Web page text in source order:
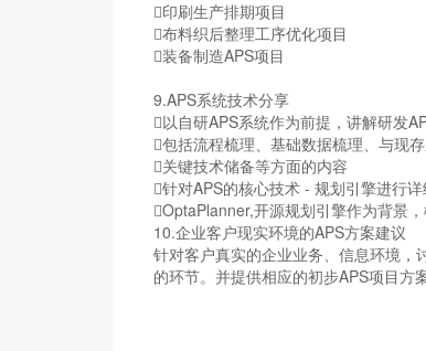
印刷生产排期项目
布料织后整理工序优化项目
装备制造APS项目
9.APS系统技术分享
以自研APS系统作为前提，讲解研发
包括流程梳理、基础数据梳理、与现
关键技术储备等方面的内容
针对APS的核心技术 - 规划引擎进行
OptaPlanner,开源规划引擎作为背景
10.企业客户现实环境的APS方案建议
针对客户真实的企业业务、信息环境，
的环节。并提供相应的初步APS项目方案